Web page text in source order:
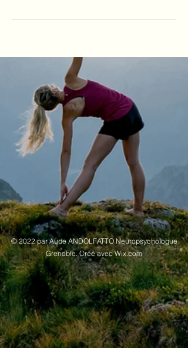
© 2022 par Aude ANDOLFATTO Neuropsychologue
Grenoble. Créé avec Wix.com